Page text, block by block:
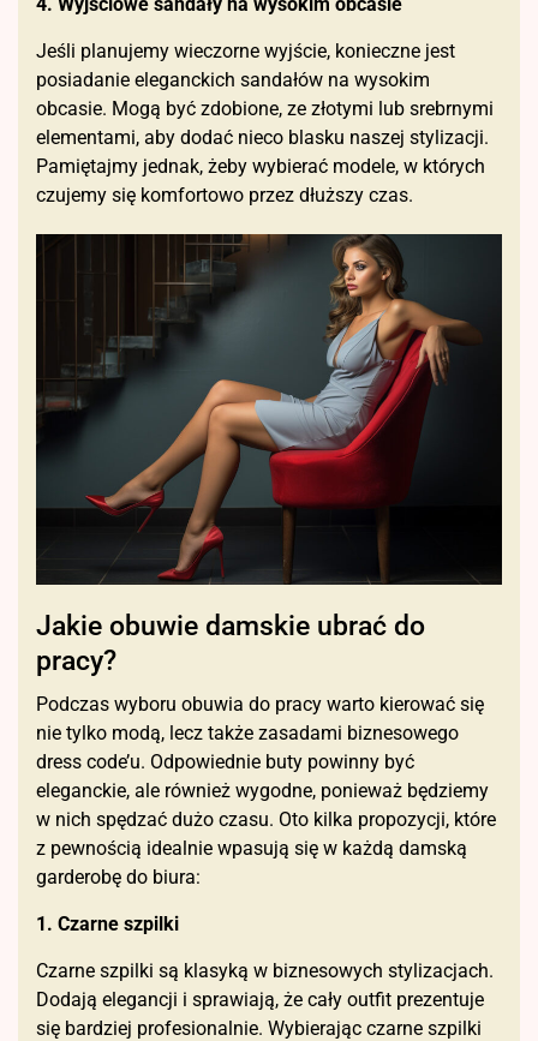
Jeśli planujemy wieczorne wyjście, konieczne jest
posiadanie eleganckich sandałów na wysokim
obcasie. Mogą być zdobione, ze złotymi lub srebrnymi
elementami, aby dodać nieco blasku naszej stylizacji.
Pamiętajmy jednak, żeby wybierać modele, w których
czujemy się komfortowo przez dłuższy czas.
Jakie obuwie damskie ubrać do
pracy?
Podczas wyboru obuwia do pracy warto kierować się
nie tylko modą, lecz także zasadami biznesowego
dress code’u. Odpowiednie buty powinny być
eleganckie, ale również wygodne, ponieważ będziemy
w nich spędzać dużo czasu. Oto kilka propozycji, które
z pewnością idealnie wpasują się w każdą damską
garderobę do biura:
1. Czarne szpilki
Czarne szpilki są klasyką w biznesowych stylizacjach.
Dodają elegancji i sprawiają, że cały outfit prezentuje
się bardziej profesionalnie. Wybierając czarne szpilki